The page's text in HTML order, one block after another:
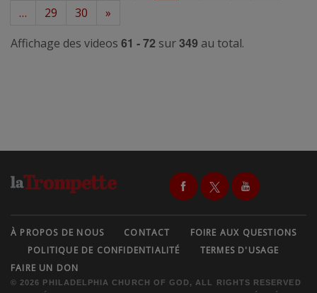
…
29 30
»
Affichage des videos 61 - 72 sur349 au total.
À PROPOS DE NOUS CONTACT
FOIRE AUX QUESTIONS
POLITIQUE DE CONFIDENTIALITÉ
TERMES D'USAGE
FAIRE UN DON
© 2026 PHILADELPHIA CHURCH OF GOD, ALL RIGHTS RESERVED